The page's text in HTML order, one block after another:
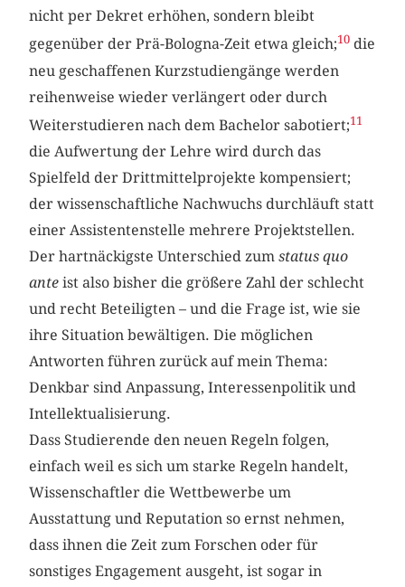
nicht per Dekret erhöhen, sondern bleibt
gegenüber der Prä-Bologna-Zeit etwa gleich;10 die
neu geschaffenen Kurzstudiengänge werden
reihenweise wieder verlängert oder durch
Weiterstudieren nach dem Bachelor sabotiert;11
die Aufwertung der Lehre wird durch das
Spielfeld der Drittmittelprojekte kompensiert;
der wissenschaftliche Nachwuchs durchläuft statt
einer Assistentenstelle mehrere Projektstellen.
Der hartnäckigste Unterschied zumstatus quo
ante ist also bisher die größere Zahl der schlecht
und recht Beteiligten – und die Frage ist, wie sie
ihre Situation bewältigen. Die möglichen
Antworten führen zurück auf mein Thema:
Denkbar sind Anpassung, Interessenpolitik und
Intellektualisierung.
Dass Studierende den neuen Regeln folgen,
einfach weil es sich um starke Regeln handelt,
Wissenschaftler die Wettbewerbe um
Ausstattung und Reputation so ernst nehmen,
dass ihnen die Zeit zum Forschen oder für
sonstiges Engagement ausgeht, ist sogar in